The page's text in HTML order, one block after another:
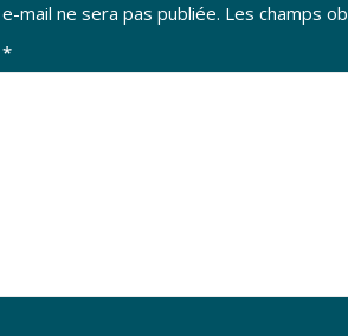
mail ne sera pas publiée. Les champs
*